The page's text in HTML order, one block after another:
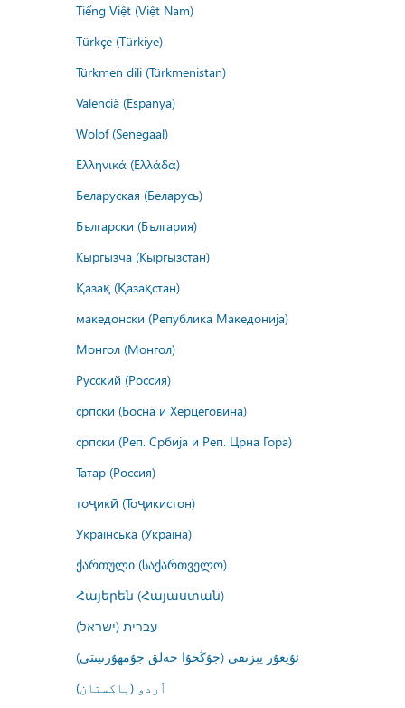
Tiếng Việt (Việt Nam)
Türkçe (Türkiye)
Türkmen dili (Türkmenistan)
Valencià (Espanya)
Wolof (Senegaal)
Ελληνικά (Ελλάδα)
Беларуская (Беларусь)
Български (България)
Кыргызча (Кыргызстан)
Қазақ (Қазақстан)
македонски (Република Македонија)
Монгол (Монгол)
Русский (Россия)
српски (Босна и Херцеговина)
српски (Реп. Србија и Реп. Црна Гора)
Татар (Россия)
тоҷикӣ (Тоҷикистон)
Українська (Україна)
ქართული (საქართველო)
Հայերեն (Հայաստան)
עברית (ישראל)
ئۇيغۇر يېزىقى (جۇڭخۇا خەلق جۇمھۇرىيىتى)
اُردو (پاکستان)